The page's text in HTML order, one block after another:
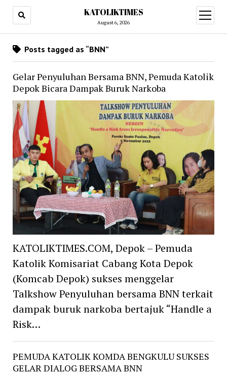
KATOLIKTIMES
August 6, 2026
open
menu
Posts tagged as “BNN”
Gelar Penyuluhan Bersama BNN, Pemuda Katolik
Depok Bicara Dampak Buruk Narkoba
KATOLIKTIMES.COM, Depok – Pemuda
Katolik Komisariat Cabang Kota Depok
(Komcab Depok) sukses menggelar
Talkshow Penyuluhan bersama BNN terkait
dampak buruk narkoba bertajuk “Handle a
Risk…
PEMUDA KATOLIK KOMDA BENGKULU SUKSES
GELAR DIALOG BERSAMA BNN